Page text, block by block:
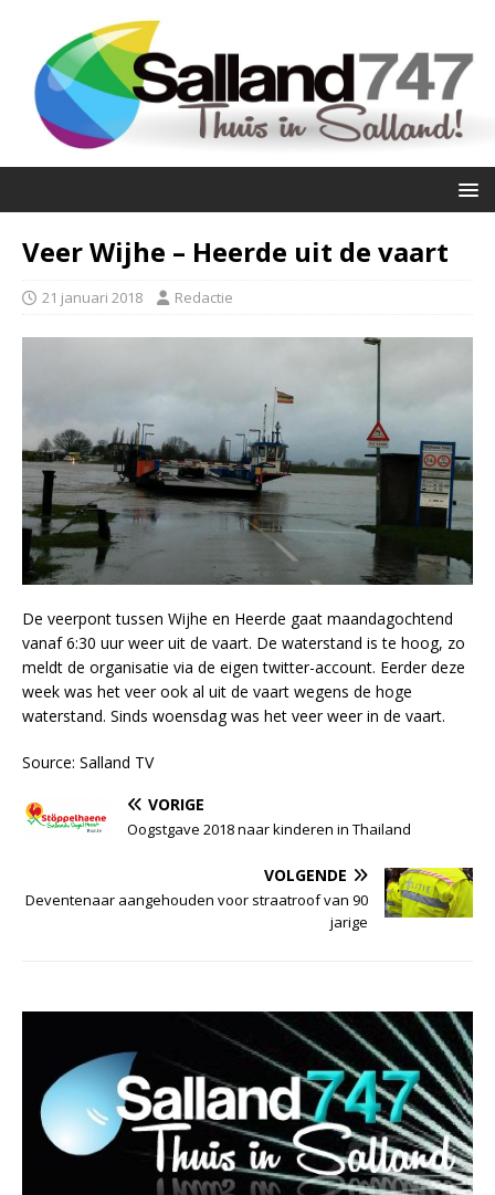
Veer Wijhe – Heerde uit de vaart
21 januari 2018 Redactie
De veerpont tussen Wijhe en Heerde gaat maandagochtend
vanaf 6:30 uur weer uit de vaart. De waterstand is te hoog, zo
meldt de organisatie via de eigen twitter-account. Eerder deze
week was het veer ook al uit de vaart wegens de hoge
waterstand. Sinds woensdag was het veer weer in de vaart.
Source: Salland TV
VORIGE
Oogstgave 2018 naar kinderen in Thailand
VOLGENDE
Deventenaar aangehouden voor straatroof van 90
jarige